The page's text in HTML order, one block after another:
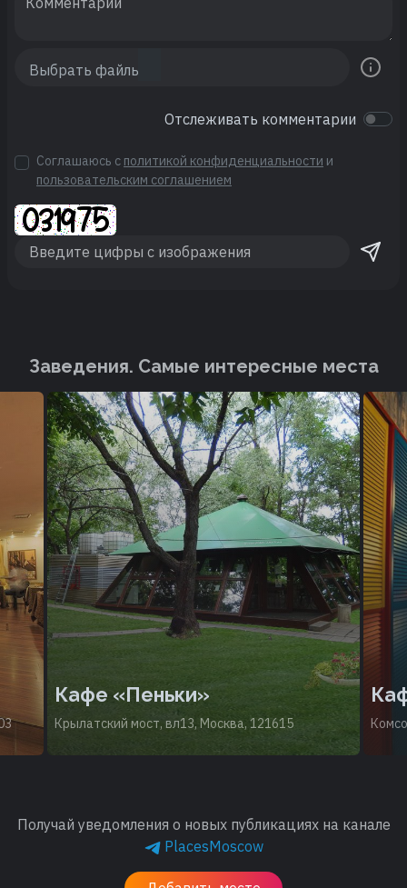
Отслеживать комментарии
Соглашаюсь с политикой конфиденциальности и
пользовательским соглашением
Заведения. Cамые интересные места
Кафе «Пеньки»
Крылатский мост, вл13, Москва, 121615
Получай уведомления о новых публикациях на канале
PlacesMoscow